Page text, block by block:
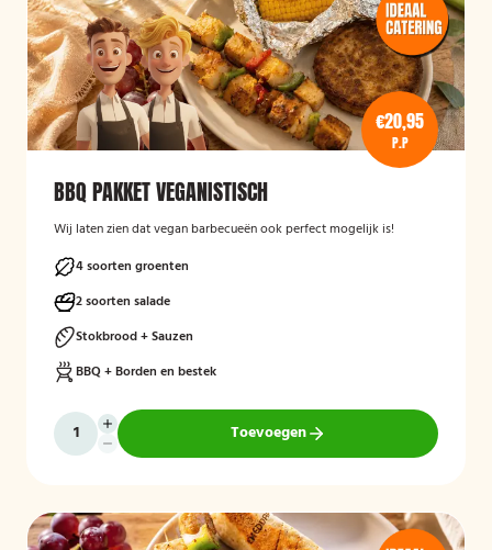
€20,95
P.P
BBQ PAKKET VEGANISTISCH
Wij laten zien dat vegan barbecueën ook perfect mogelijk is!
4 soorten groenten
2 soorten salade
Stokbrood + Sauzen
BBQ + Borden en bestek
Toevoegen